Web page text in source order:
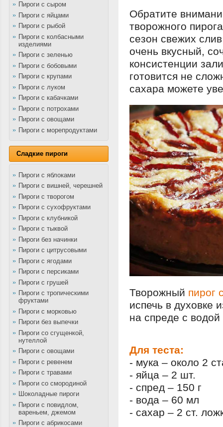
Пироги с сыром
Пироги с яйцами
Пироги с рыбой
Пироги с колбасными
изделиями
Пироги с зеленью
Пироги с бобовыми
Пироги с крупами
Пироги с луком
Пироги с кабачками
Пироги с потрохами
Пироги с овощами
Пироги с морепродуктами
Сладкие пироги
Пироги с яблоками
Пироги с вишней, черешней
Пироги с творогом
Пироги с сухофруктами
Пироги с клубникой
Пироги с тыквой
Пироги без начинки
Пироги с цитрусовыми
Пироги с ягодами
Пироги с персиками
Пироги с грушей
Пироги с тропическими
фруктами
Пироги с морковью
Пироги без выпечки
Пироги со сгущенкой,
нутеллой
Пироги с овощами
Пироги с ревенем
Пироги с травами
Пироги со смородиной
Шоколадные пироги
Пироги с повидлом,
вареньем, джемом
Пироги с абрикосами
Обратите
творожного
сезон свежих
очень вкусный,
консистенции
готовится не
сахара можете
Творожный пирог
испечь в духовке
на спреде с
Для теста:
- мука – около 2
- яйца – 2 шт.
- спред – 150 г
- вода – 60 мл
- сахар – 2 ст.